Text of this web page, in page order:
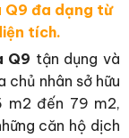
Q9 đa dạng từ
tích.
Q9 tận dụng và
chủ nhân sở hữu
đến 79 m2,
căn hộ dịch